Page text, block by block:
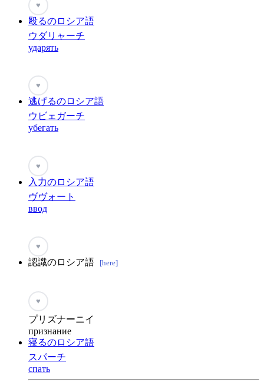
♥
殴るのロシア語
ウダリャーチ
ударять
♥
逃げるのロシア語
ウビェガーチ
убегать
♥
入力のロシア語
ヴヴォート
ввод
♥
認識のロシア語 [here]
♥
プリズナーニイ
признание
寝るのロシア語
スパーチ
спать